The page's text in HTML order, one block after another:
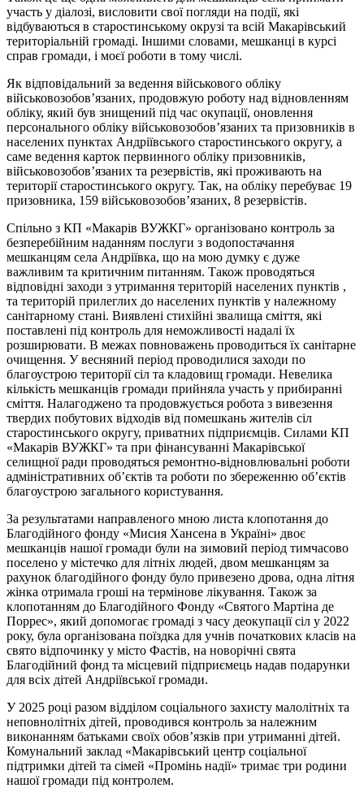
участь у діалозі, висловити свої погляди на події, які
відбуваються в старостинському окрузі та всій Макарівський
територіальній громаді. Іншими словами, мешканці в курсі
справ громади, і моєї роботи в тому числі.
Як відповідальний за ведення військового обліку
військовозобов’язаних, продовжую роботу над відновленням
обліку, який був знищений під час окупації, оновлення
персонального обліку військовозобов’язаних та призовників в
населених пунктах Андріївського старостинського округу, а
саме ведення карток первинного обліку призовників,
військовозобов’язаних та резервістів, які проживають на
території старостинського округу. Так, на обліку перебуває 19
призовника, 159 військовозобов’язаних, 8 резервістів.
Спільно з КП «Макарів ВУЖКГ» організовано контроль за
безперебійним наданням послуги з водопостачання
мешканцям села Андріївка, що на мою думку є дуже
важливим та критичним питанням. Також проводяться
відповідні заходи з утримання територій населених пунктів ,
та територій прилеглих до населених пунктів у належному
санітарному стані. Виявлені стихійні звалища сміття, які
поставлені під контроль для неможливості надалі їх
розширювати. В межах повноважень проводиться їх санітарне
очищення. У весняний період проводилися заходи по
благоустрою території сіл та кладовищ громади. Невелика
кількість мешканців громади прийняла участь у прибиранні
сміття. Налагоджено та продовжується робота з вивезення
твердих побутових відходів від помешкань жителів сіл
старостинського округу, приватних підприємців. Силами КП
«Макарів ВУЖКГ» та при фінансуванні Макарівської
селищної ради проводяться ремонтно-відновлювальні роботи
адміністративних об’єктів та роботи по збереженню об’єктів
благоустрою загального користування.
За результатами направленого мною листа клопотання до
Благодійного фонду «Мисия Хансена в Україні» двоє
мешканців нашої громади були на зимовий період тимчасово
поселено у містечко для літніх людей, двом мешканцям за
рахунок благодійного фонду було привезено дрова, одна літня
жінка отримала гроші на термінове лікування. Також за
клопотанням до Благодійного Фонду «Святого Мартіна де
Поррес», який допомогає громаді з часу деокупації сіл у 2022
року, була організована поїздка для учнів початкових класів на
свято відпочинку у місто Фастів, на новорічні свята
Благодійний фонд та місцевий підприємець надав подарунки
для всіх дітей Андріївської громади.
У 2025 році разом відділом соціального захисту малолітніх та
неповнолітніх дітей, проводився контроль за належним
виконанням батьками своїх обов’язків при утриманні дітей.
Комунальний заклад «Макарівський центр соціальної
підтримки дітей та сімей «Промінь надії» тримає три родини
нашої громади під контролем.